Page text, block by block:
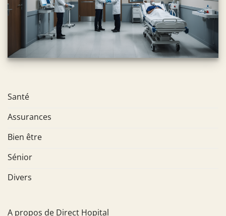
Santé
Assurances
Bien être
Sénior
Divers
A propos de Direct Hopital